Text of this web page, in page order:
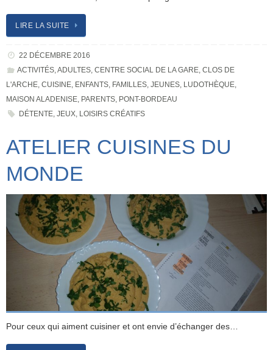
LIRE LA SUITE
22 DÉCEMBRE 2016
ACTIVITÉS,ADULTES, CENTRE SOCIAL DE LA GARE, CLOS DE
L'ARCHE, CUISINE, ENFANTS, FAMILLES, JEUNES, LUDOTHÈQUE,
MAISON ALADENISE, PARENTS, PONT-BORDEAU
DÉTENTE, JEUX, LOISIRS CRÉATIFS
ATELIER CUISINES DU
MONDE
Pour ceux qui aiment cuisiner et ont envie d’échanger des…